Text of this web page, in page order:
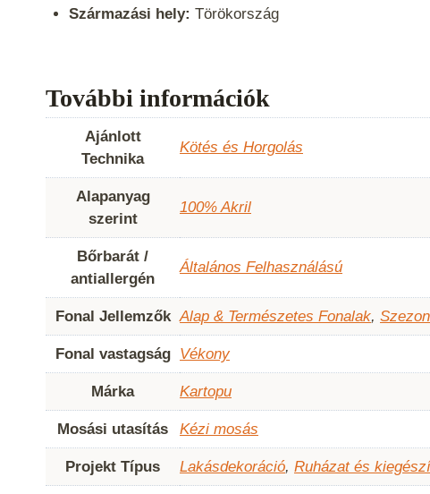
Származási hely: Törökország
További információk
Ajánlott
Technika
Kötés és Horgolás
Alapanyag
szerint
100% Akril
Bőrbarát /
antiallergén
Általános Felhasználású
Fonal Jellemzők Alap & Természetes Fonalak,
Fonal vastagság Vékony
Márka Kartopu
Mosási utasítás Kézi mosás
Projekt Típus Lakásdekoráció, Ruházat és